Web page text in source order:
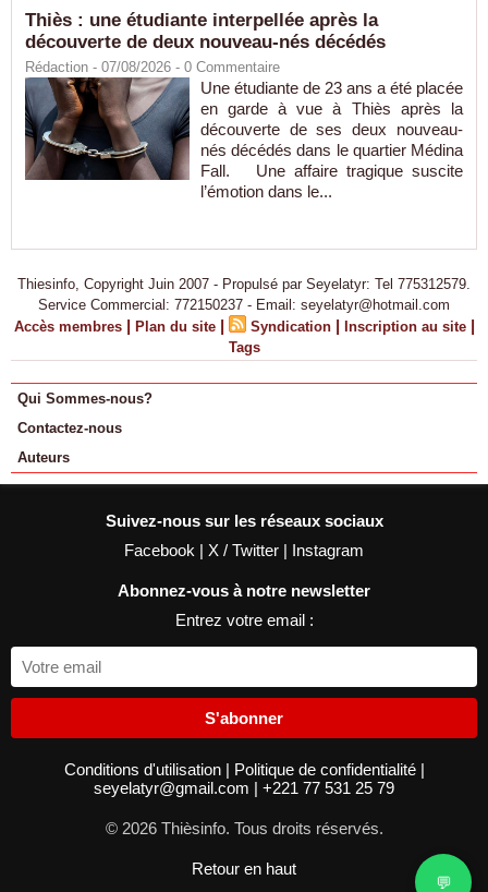
Thiès : une étudiante interpellée après la
découverte de deux nouveau-nés décédés
Rédaction - 07/08/2026 - 0 Commentaire
Une étudiante de 23 ans a été placée
en garde à vue à Thiès après la
découverte de ses deux nouveau-
nés décédés dans le quartier Médina
Fall. Une affaire tragique suscite
l’émotion dans le...
Thiesinfo, Copyright Juin 2007 - Propulsé par Seyelatyr: Tel 775312579.
Service Commercial: 772150237 - Email: seyelatyr@hotmail.com
Accès membres | Plan du site | Syndication | Inscription au site |
Tags
Qui Sommes-nous?
Contactez-nous
Auteurs
Suivez-nous sur les réseaux sociaux
Facebook | X / Twitter | Instagram
Abonnez-vous à notre newsletter
Entrez votre email :
S'abonner
Conditions d'utilisation | Politique de confidentialité |
seyelatyr@gmail.com | +221 77 531 25 79
© 2026 Thièsinfo. Tous droits réservés.
Retour en haut
💬